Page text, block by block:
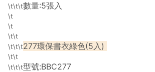
\t\t\t數量:5張入
\t
\t
\t\t
\t\t\t277環保書衣綠色(5入)
\t\t
\t\t\t型號:BBC277